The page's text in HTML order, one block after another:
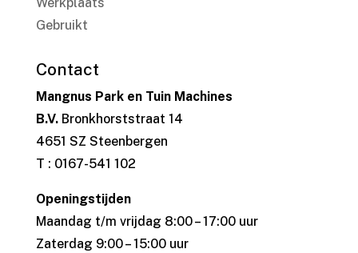
Werkplaats
Gebruikt
Contact
Mangnus Park en Tuin Machines
B.V.Bronkhorststraat 14
4651 SZ Steenbergen
T : 0167-541 102
Openingstijden
Maandag t/m vrijdag 8:00 – 17:00 uur
Zaterdag 9:00 – 15:00 uur